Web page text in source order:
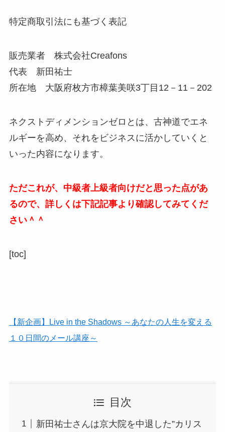
特定商取引法にも基づく表記
販売業者 株式会社Creafons
代表 新田祐士
所在地 大阪府枚方市樟葉美咲3丁目12－11－202
ネクストディメンションゼロとは、古神道でエネ
ルギーを高め、それをビジネスに活かしていくと
いった内容になります。
ただこれが、中級者上級者向けだと思った点があ
るので、詳しくは下記記事より確認してみてくだ
さい＾＾
[toc]
【新企画】Live in the Shadows ～あなたの人生を変える
１０日間のメール講座～
目次
新田祐士さんは京大院を中退した”カリス